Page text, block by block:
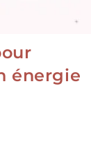
énergie